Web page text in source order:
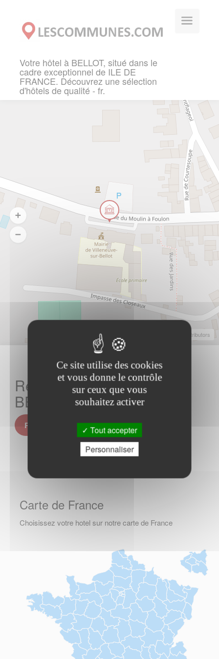
Votre hôtel à BELLOT, situé dans le
cadre exceptionnel de ILE DE
FRANCE. Découvrez une sélection
d'hôtels de qualité - fr.
Contributors
Rechercher votre hotel sur
BELLOT
Rechercher sur BELLOT
Carte de France
Choisissez votre hotel sur notre carte de France
Ce site utilise des cookies
et vous donne le contrôle
sur ceux que vous
souhaitez activer
Tout accepter
Personnaliser